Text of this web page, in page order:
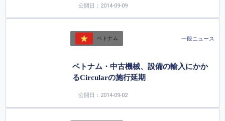
公開日：2014-09-09
ベトナム 一般ニュース
ベトナム・中古機械、設備の輸入にかか
るCircularの施行延期
公開日：2014-09-02